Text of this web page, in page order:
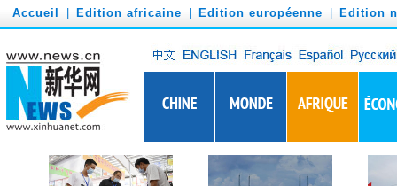
Accueil Edition africaine Edition européenne Edition